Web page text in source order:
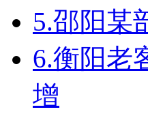
5.邵阳某
6.衡阳老
增